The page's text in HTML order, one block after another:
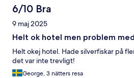
6/10 Bra
9 maj 2025
Helt ok hotel men problem
Helt okej hotel. Hade silverfiskar på
det var inte trevligt!
George, 3 nätters resa